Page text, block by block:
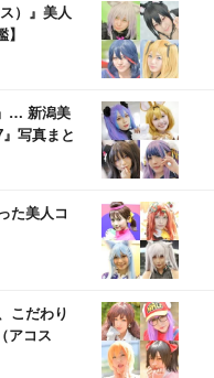
）』美人
… 新潟美
写真まと
た美人コ
こだわり
アコス